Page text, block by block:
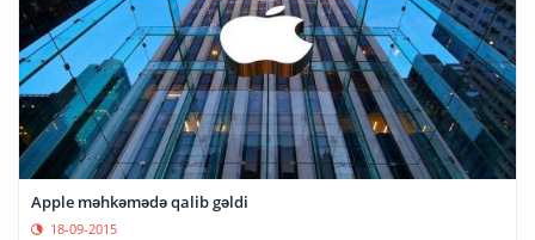
Apple məhkəmədə qalib gəldi
18-09-2015